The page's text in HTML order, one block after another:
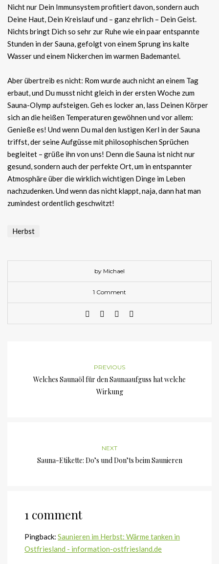
Nicht nur Dein Immunsystem profitiert davon, sondern auch
Deine Haut, Dein Kreislauf und – ganz ehrlich – Dein Geist.
Nichts bringt Dich so sehr zur Ruhe wie ein paar entspannte
Stunden in der Sauna, gefolgt von einem Sprung ins kalte
Wasser und einem Nickerchen im warmen Bademantel.
Aber übertreib es nicht: Rom wurde auch nicht an einem Tag
erbaut, und Du musst nicht gleich in der ersten Woche zum
Sauna-Olymp aufsteigen. Geh es locker an, lass Deinen Körper
sich an die heißen Temperaturen gewöhnen und vor allem:
Genieße es! Und wenn Du mal den lustigen Kerl in der Sauna
triffst, der seine Aufgüsse mit philosophischen Sprüchen
begleitet – grüße ihn von uns! Denn die Sauna ist nicht nur
gesund, sondern auch der perfekte Ort, um in entspannter
Atmosphäre über die wirklich wichtigen Dinge im Leben
nachzudenken. Und wenn das nicht klappt, naja, dann hat man
zumindest ordentlich geschwitzt!
Herbst
by Michael
1 Comment
PREVIOUS
Welches Saunaöl für den Saunaaufguss hat welche
Wirkung
NEXT
Sauna-Etikette: Do’s und Don’ts beim Saunieren
1 comment
Pingback: Saunieren im Herbst: Wärme tanken in
Ostfriesland - information-ostfriesland.de